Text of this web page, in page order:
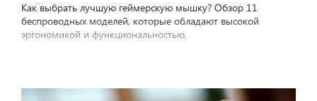
Как выбрать лучшую геймерскую мышку? Обзор 11
беспроводных моделей, которые обладают высокой
эргономикой и функциональностью.